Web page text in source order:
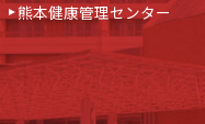
熊本健康管理センター